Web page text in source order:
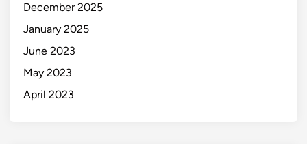
December 2025
January 2025
June 2023
May 2023
April 2023